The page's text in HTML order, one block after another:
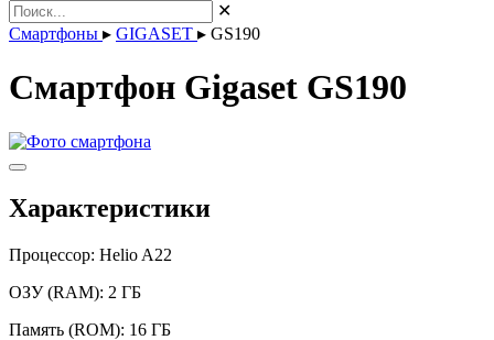
✕
Смартфоны ▸ GIGASET ▸ GS190
Смартфон Gigaset GS190
Характеристики
Процессор: Helio A22
ОЗУ (RAM): 2 ГБ
Память (ROM): 16 ГБ